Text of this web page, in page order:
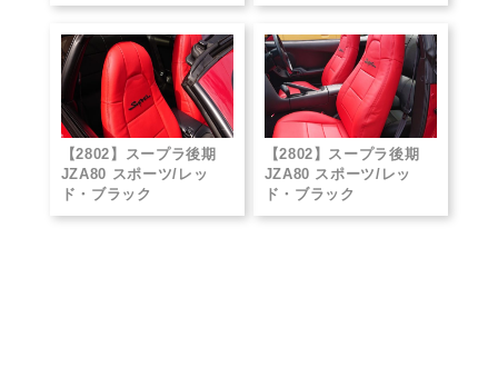
【2802】スープラ後期
JZA80 スポーツ/レッ
ド・ブラック
【2802】スープラ後期
JZA80 スポーツ/レッ
ド・ブラック